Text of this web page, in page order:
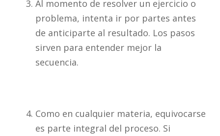
Al momento de resolver un ejercicio o
problema, intenta ir por partes antes
de anticiparte al resultado. Los pasos
sirven para entender mejor la
secuencia.
Como en cualquier materia, equivocarse
es parte integral del proceso. Si